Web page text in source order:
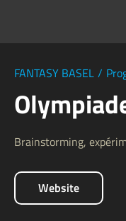
FANTASY BASEL /
Brainstorming,
Website